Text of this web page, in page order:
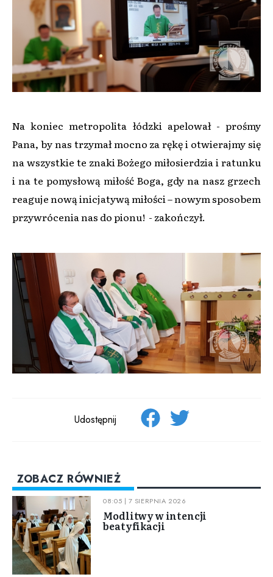
Na koniec metropolita łódzki apelował - prośmy
Pana, by nas trzymał mocno za rękę i otwierajmy się
na wszystkie te znaki Bożego miłosierdzia i ratunku
i na te pomysłową miłość Boga, gdy na nasz grzech
reaguje nową inicjatywą miłości – nowym sposobem
przywrócenia nas do pionu! - zakończył.
Udostępnij
ZOBACZ RÓWNIEŻ
08:05 | 7 SIERPNIA 2026
Modlitwy w intencji
beatyfikacji